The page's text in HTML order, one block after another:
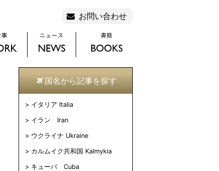
お問い合わせ
国名から記事を探す
イタリア Italia
イラン Iran
ウクライナ Ukraine
カルムイク共和国 Kalmykia
キューバ Cuba